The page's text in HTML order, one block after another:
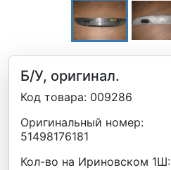
Б/У, оригинал.
Код товара: 009286
Оригинальный номер:
51498176181
Кол-во на Ириновском 1Ш: